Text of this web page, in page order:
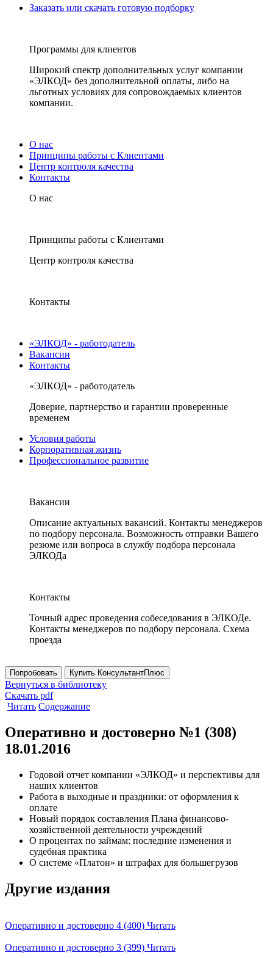
Заказать или скачать готовую подборку
Программы для клиентов
Широкий спектр дополнительных услуг компании
«ЭЛКОД» без дополнительной оплаты, либо на
льготных условиях для сопровождаемых клиентов
компании.
О нас
Принципы работы с Клиентами
Центр контроля качества
Контакты
О нас
Принципы работы с Клиентами
Центр контроля качества
Контакты
«ЭЛКОД» - работодатель
Вакансии
Контакты
«ЭЛКОД» - работодатель
Доверие, партнерство и гарантии проверенные
временем
Условия работы
Корпоративная жизнь
Профессиональное развитие
Вакансии
Описание актуальных вакансий. Контакты менеджеров
по подбору персонала. Возможность отправки Вашего
резюме или вопроса в службу подбора персонала
ЭЛКОДа
Контакты
Точный адрес проведения собеседования в ЭЛКОДе.
Контакты менеджеров по подбору персонала. Схема
проезда
Попробовать Купить КонсультантПлюс
Вернуться в библиотеку
Скачать pdf
Читать Содержание
Оперативно и достоверно №1 (308)
18.01.2016
Годовой отчет компании «ЭЛКОД» и перспективы для
наших клиентов
Работа в выходные и праздники: от оформления к
оплате
Новый порядок составления Плана финансово-
хозяйственной деятельности учреждений
О процентах по займам: последние изменения и
судебная практика
О системе «Платон» и штрафах для большегрузов
Другие издания
Оперативно и достоверно 4 (400) Читать
Оперативно и достоверно 3 (399) Читать